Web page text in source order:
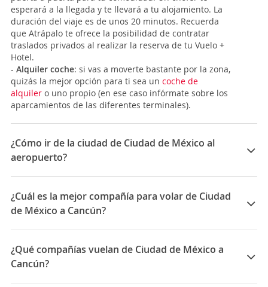
esperará a la llegada y te llevará a tu alojamiento. La
duración del viaje es de unos 20 minutos. Recuerda
que Atrápalo te ofrece la posibilidad de contratar
traslados privados al realizar la reserva de tu Vuelo +
Hotel.
- Alquiler coche: si vas a moverte bastante por la zona,
quizás la mejor opción para ti sea un coche de
alquiler o uno propio (en ese caso infórmate sobre los
aparcamientos de las diferentes terminales).
¿Cómo ir de la ciudad de Ciudad de México al
aeropuerto?
ElAeropuerto Internacional de la Ciudad de México
Benito Juárez
, que alberga dos terminales: una para
vuelos nacionales y otro para vuelos internacionales
provenientes de las ciudades más importantes de
México. Hay múltiples formas de transporte para ir
desde el aeropuerto al centro de la ciudad, así que
¿Cuál es la mejor compañía para volar de Ciudad
de México a Cancún?
Las mejores compañías para viajar entre Ciudad de
México y Cancún son: Interjet, Aeromexico, Volaris,
Vivaaerobus
¿Qué compañías vuelan de Ciudad de México a
Cancún?